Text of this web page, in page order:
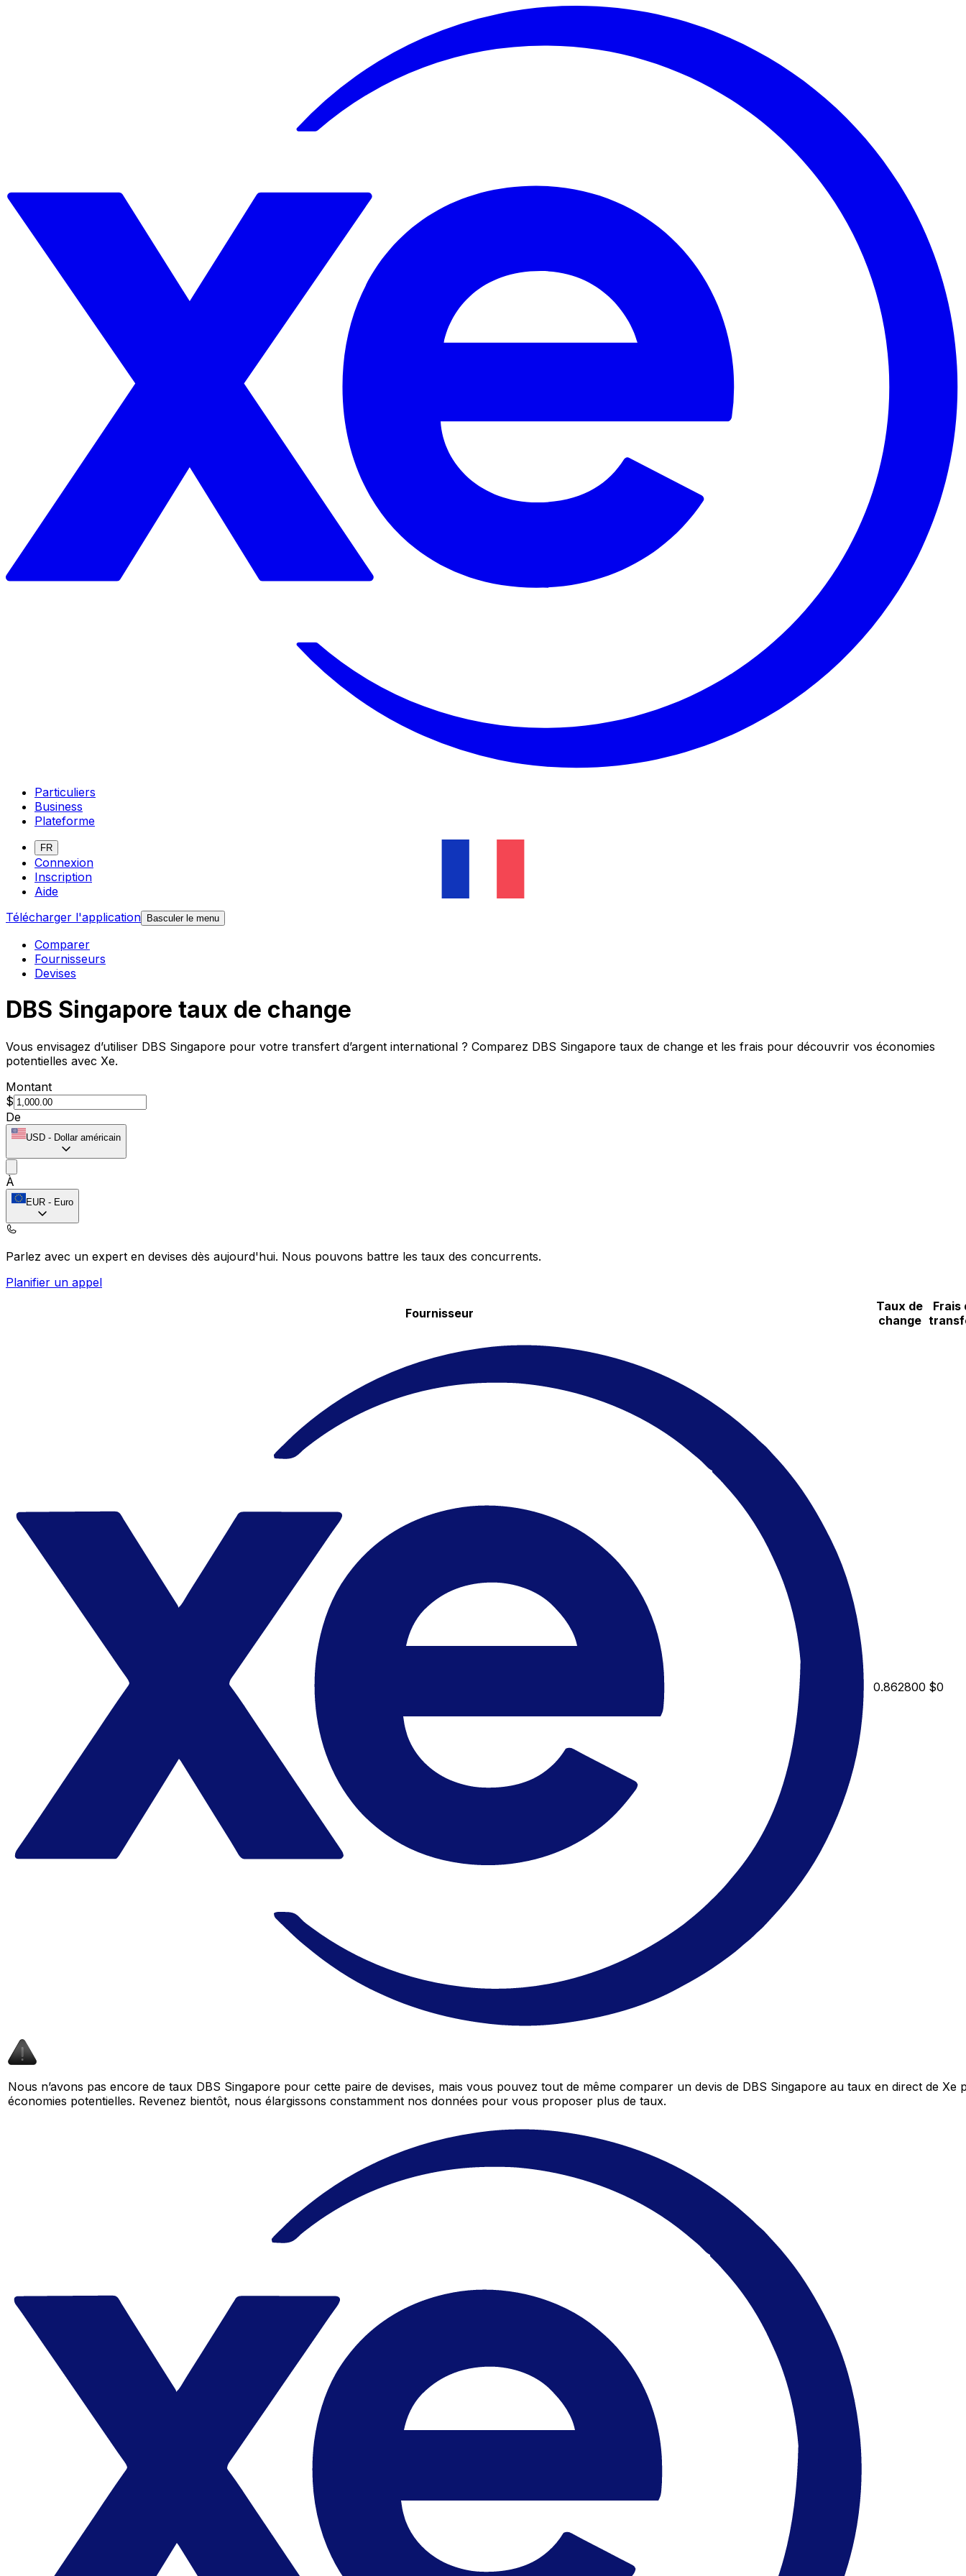
Particuliers
Business
Plateforme
FR
Connexion
Inscription
Aide
Télécharger l'application Basculer le menu
Comparer
Fournisseurs
Devises
DBS Singapore taux de change
Vous envisagez d’utiliser DBS Singapore pour votre transfert d’argent international ? Comparez DBS Singapore taux de change et les frais pour découvrir vos économies
potentielles avec Xe.
Montant
$
De
USD - Dollar américain
À
EUR - Euro
Parlez avec un expert en devises dès aujourd'hui. Nous pouvons battre les taux des concurrents.
Planifier un appel
Fournisseur
Taux de
change
Frais
0.862800 $0
Nous n’avons pas encore de taux DBS Singapore pour cette paire de devises, mais vous pouvez tout de même comparer un devis de DBS Singapore au taux en direct de Xe
économies potentielles. Revenez bientôt, nous élargissons constamment nos données pour vous proposer plus de taux.